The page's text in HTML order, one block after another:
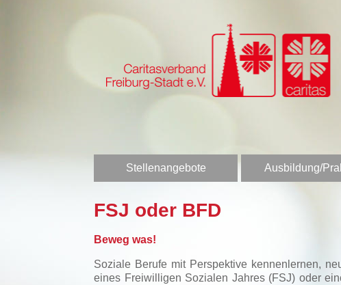
Stellenangebote Ausbildung/
FSJ oder BFD
Beweg was!
Soziale Berufe mit Perspektive kennenlernen,
eines Freiwilligen Sozialen Jahres (FSJ) oder